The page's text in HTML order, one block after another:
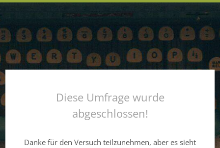
Diese Umfrage wurde
abgeschlossen!
Danke für den Versuch teilzunehmen, aber es sieht